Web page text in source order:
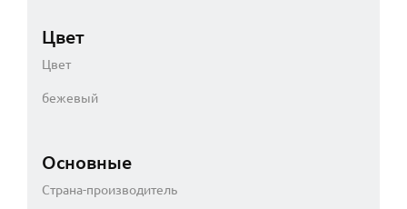
Цвет
Цвет
бежевый
Основные
Страна-производитель